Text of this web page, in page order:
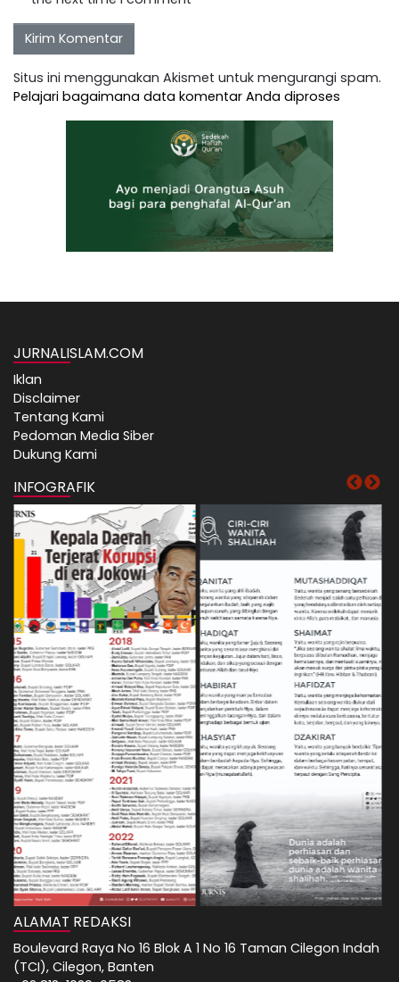
Situs ini menggunakan Akismet untuk mengurangi spam.
Pelajari bagaimana data komentar Anda diproses
JURNALISLAM.COM
Iklan
Disclaimer
Tentang Kami
Pedoman Media Siber
Dukung Kami
INFOGRAFIK
ALAMAT REDAKSI
Boulevard Raya No 16 Blok A 1 No 16 Taman Cilegon Indah
(TCI), Cilegon, Banten